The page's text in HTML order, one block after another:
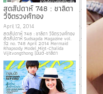
สุดสัปดาห์ 748 : ชาลิดา
วิจิตรวงศ์ทอง
April 12, 2014
สุดสัปดาห์ 748 : ชาลิดา วิจิตรวงศ์ทอง
สุดสัปดาห์ Sudsapda Magazine vol.
32 no. 748 April 2014 Mermaid
Rhapsody Model Mint-Chalida
Vijitvongthong (มิ้นต์-ชาลิดา